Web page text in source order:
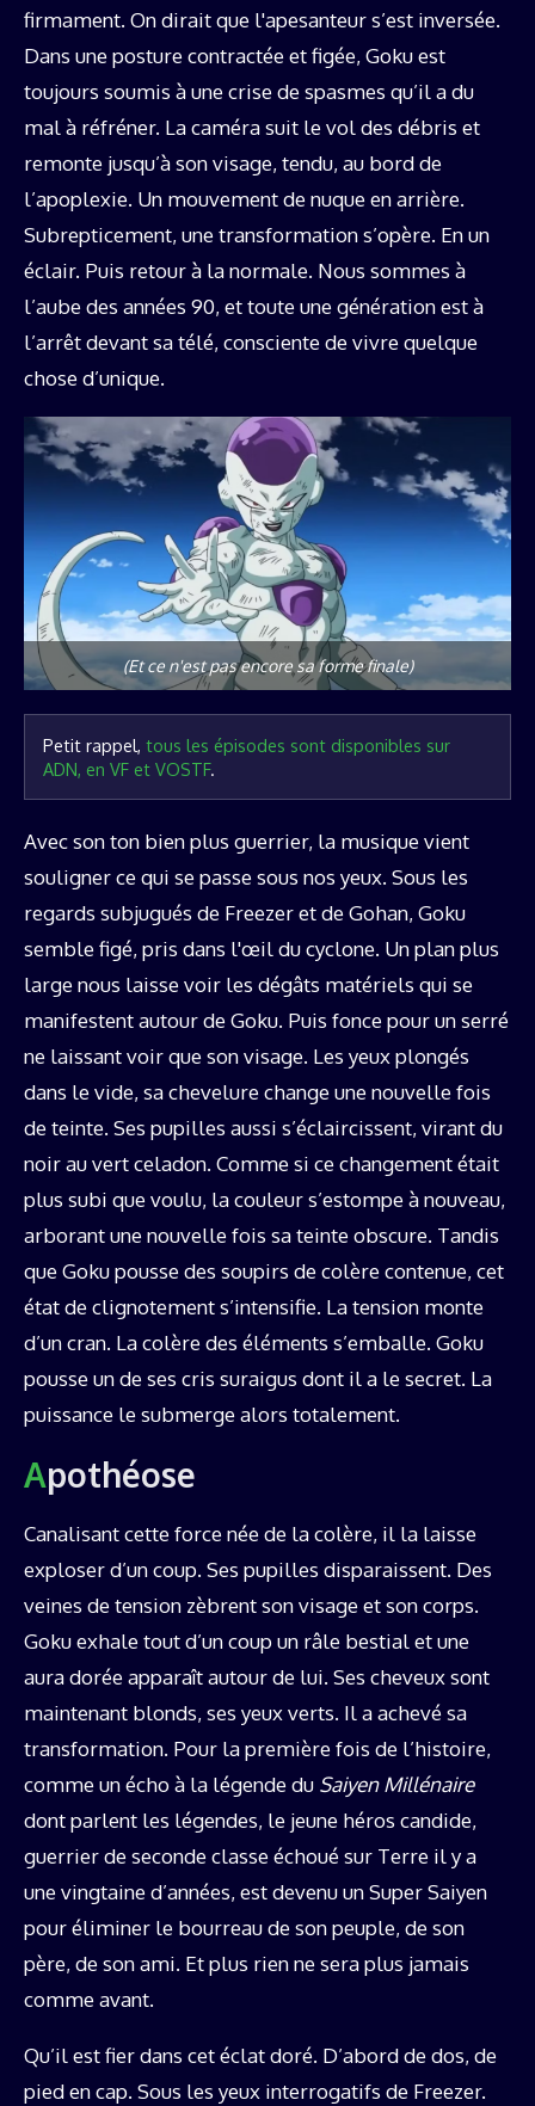
firmament. On dirait que l'apesanteur s’est inversée.
Dans une posture contractée et figée, Goku est
toujours soumis à une crise de spasmes qu’il a du
mal à réfréner. La caméra suit le vol des débris et
remonte jusqu’à son visage, tendu, au bord de
l’apoplexie. Un mouvement de nuque en arrière.
Subrepticement, une transformation s’opère. En un
éclair. Puis retour à la normale. Nous sommes à
l’aube des années 90, et toute une génération est à
l’arrêt devant sa télé, consciente de vivre quelque
chose d’unique.
(Et ce n'est pas encore sa forme finale)
Petit rappel, tous les épisodes sont disponibles sur
ADN, en VF et VOSTF.
Avec son ton bien plus guerrier, la musique vient
souligner ce qui se passe sous nos yeux. Sous les
regards subjugués de Freezer et de Gohan, Goku
semble figé, pris dans l'œil du cyclone. Un plan plus
large nous laisse voir les dégâts matériels qui se
manifestent autour de Goku. Puis fonce pour un serré
ne laissant voir que son visage. Les yeux plongés
dans le vide, sa chevelure change une nouvelle fois
de teinte. Ses pupilles aussi s’éclaircissent, virant du
noir au vert celadon. Comme si ce changement était
plus subi que voulu, la couleur s’estompe à nouveau,
arborant une nouvelle fois sa teinte obscure. Tandis
que Goku pousse des soupirs de colère contenue, cet
état de clignotement s’intensifie. La tension monte
d’un cran. La colère des éléments s’emballe. Goku
pousse un de ses cris suraigus dont il a le secret. La
puissance le submerge alors totalement.
Apothéose
Canalisant cette force née de la colère, il la laisse
exploser d’un coup. Ses pupilles disparaissent. Des
veines de tension zèbrent son visage et son corps.
Goku exhale tout d’un coup un râle bestial et une
aura dorée apparaît autour de lui. Ses cheveux sont
maintenant blonds, ses yeux verts. Il a achevé sa
transformation. Pour la première fois de l’histoire,
comme un écho à la légende du Saiyen Millénaire
dont parlent les légendes, le jeune héros candide,
guerrier de seconde classe échoué sur Terre il y a
une vingtaine d’années, est devenu un Super Saiyen
pour éliminer le bourreau de son peuple, de son
père, de son ami. Et plus rien ne sera plus jamais
comme avant.
Qu’il est fier dans cet éclat doré. D’abord de dos, de
pied en cap. Sous les yeux interrogatifs de Freezer.